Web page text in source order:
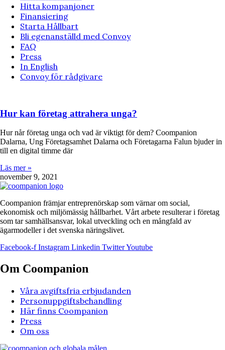
Hitta kompanjoner
Finansiering
Starta Hållbart
Bli egenanställd med Convoy
FAQ
Press
In English
Convoy för rådgivare
Hur kan företag attrahera unga?
Hur når företag unga och vad är viktigt för dem? Coompanion
Dalarna, Ung Företagsamhet Dalarna och Företagarna Falun bjuder in
till en digital timme där
Läs mer »
november 9, 2021
Coompanion främjar entreprenörskap som värnar om social,
ekonomisk och miljömässig hållbarhet. Vårt arbete resulterar i företag
som tar samhällsansvar, lokal utveckling och en mångfald av
ägarmodeller i det svenska näringslivet.
Facebook-f Instagram Linkedin TwitterYoutube
Om Coompanion
Våra avgiftsfria erbjudanden
Personuppgiftsbehandling
Här finns Coompanion
Press
Om oss